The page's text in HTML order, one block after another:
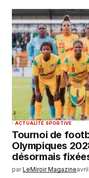
ACTUALITÉ SPORTIVE
Tournoi de
Olympiques
désormais
par LeMiroir Magazine